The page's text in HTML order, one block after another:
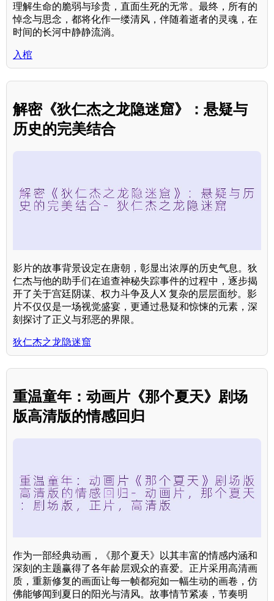
理解生命的脆弱与珍贵，直面生死的无常。最终，所有的
悼念与思念，都将化作一缕清风，伴随着逝者的灵魂，在
时间的长河中静静流淌。
入棺
解密《狄仁杰之龙隐迷窟》：悬疑与
历史的完美结合
影片的故事背景设定在唐朝，彰显出浓厚的历史气息。狄
仁杰与他的助手们在追查神秘失踪事件的过程中，逐步揭
开了关于宫廷阴谋、权力斗争及人X 复杂的层层面纱。影
片不仅仅是一场视觉盛宴，更通过悬疑和惊悚的元素，深
刻探讨了正义与邪恶的界限。
狄仁杰之龙隐迷窟
重温童年：动画片《那个夏天》剧场
版高清版的情感回归
作为一部经典动画，《那个夏天》以其丰富的情感内涵和
深刻的主题赢得了各年龄层观众的喜爱。正片采用高清画
质，重新修复的画面让每一帧都宛如一幅生动的画卷，仿
佛能够闻到夏日的阳光与清风。故事情节紧凑，节奏明